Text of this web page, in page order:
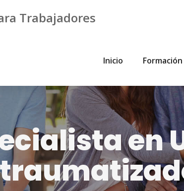
Trabajadores
Inicio
en